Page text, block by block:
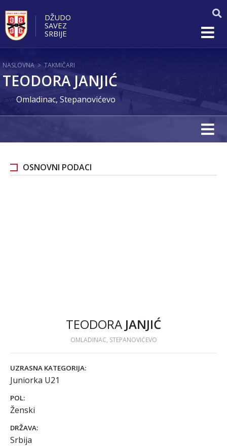
DŽUDO
SAVEZ
SRBIJE
NASLOVNA > TAKMIČARI
TEODORA JANJIĆ
Omladinac, Stepanovićevo
OSNOVNI PODACI
TEODORA JANJIĆ
OMLADINAC, STEPANOVIĆEVO
UZRASNA KATEGORIJA:
Juniorka U21
POL:
Ženski
DRŽAVA:
Srbija